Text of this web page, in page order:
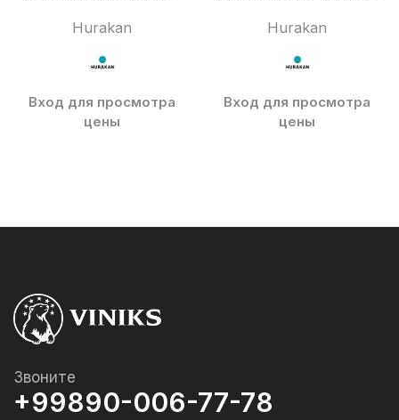
Hurakan
Вход для просмотра
цены
Hurakan
Вход для просмотра
цены
Звоните
+99890-006-77-78